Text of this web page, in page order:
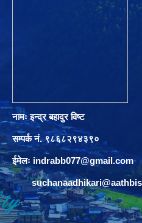
नामः इन्द्र बहादुर विष्ट
सम्पर्क नं. ९८६८२९४३९०
ईमेलः indrabb077@gmail.com